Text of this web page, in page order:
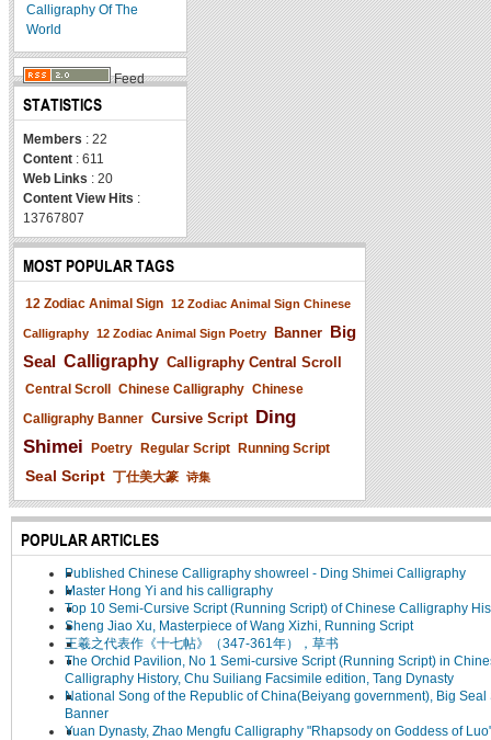
Calligraphy Of The
World
Feed
STATISTICS
Members : 22
Content : 611
Web Links : 20
Content View Hits :
13767807
MOST POPULAR TAGS
12 Zodiac Animal Sign 12 Zodiac Animal Sign Chinese
Calligraphy 12 Zodiac Animal Sign Poetry Banner Big
Seal Calligraphy Calligraphy Central Scroll
Central Scroll Chinese Calligraphy Chinese
Calligraphy Banner Cursive Script Ding
Shimei
Poetry Regular Script Running Script
Seal Script 丁仕美大篆 诗集
POPULAR ARTICLES
Published Chinese Calligraphy showreel - Ding Shimei Calligraphy
Master Hong Yi and his calligraphy
Top 10 Semi-Cursive Script (Running Script) of Chinese Calligraphy
Sheng Jiao Xu, Masterpiece of Wang Xizhi, Running Script
王羲之代表作《十七帖》（347-361年），草书
The Orchid Pavilion, No 1 Semi-cursive Script (Running Script) in
Calligraphy History, Chu Suiliang Facsimile edition, Tang Dynasty
National Song of the Republic of China(Beiyang government), Big Seal
Banner
Yuan Dynasty, Zhao Mengfu Calligraphy "Rhapsody on Goddess of